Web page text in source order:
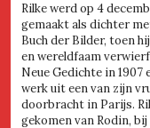
Rilke werd op 4
gemaakt als dichter
Buch der Bilder, toen
en wereldfaam
Neue Gedichte in 1907
werk uit een van zijn
doorbracht in Parijs.
gekomen van Rodin,